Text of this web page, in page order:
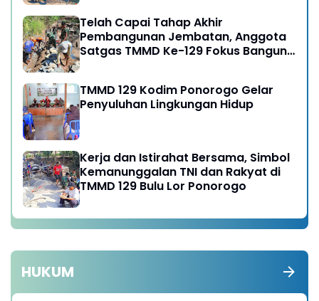
Telah Capai Tahap Akhir
Pembangunan Jembatan, Anggota
Satgas TMMD Ke-129 Fokus Bangun
TMMD 129 Kodim Ponorogo Gelar
Penyuluhan Lingkungan Hidup
Kerja dan Istirahat Bersama, Simbol
Kemanunggalan TNI dan Rakyat di
TMMD 129 Bulu Lor Ponorogo
HUKUM